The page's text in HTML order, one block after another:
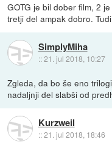
GOTG je bil dober film, 2
tretji del ampak dobro.
SimplyMiha
::21. jul 2018, 10:27
Zgleda, da bo še eno
nadaljnji del slabši od
Kurzweil
::21. jul 2018, 18:46